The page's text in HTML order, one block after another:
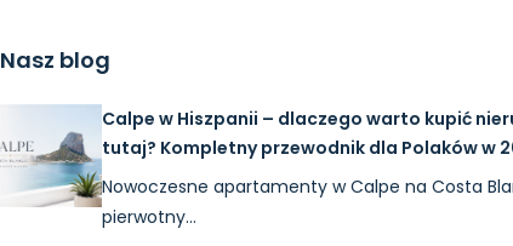
Nasz blog
Calpe w Hiszpanii – dlaczego warto kupić
tutaj? Kompletny przewodnik dla Polaków w
Nowoczesne apartamenty w Calpe na Costa
pierwotny…